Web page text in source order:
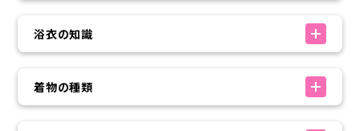
浴衣の知識
着物の種類